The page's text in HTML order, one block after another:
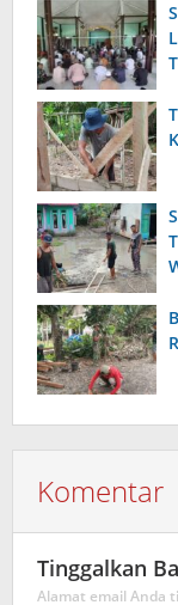
Komentar
Tinggalkan
Alamat email Anda